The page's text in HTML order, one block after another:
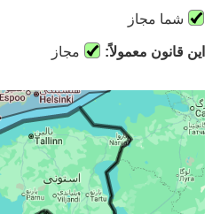
شما مجاز
این قانون معمولاً: مجاز